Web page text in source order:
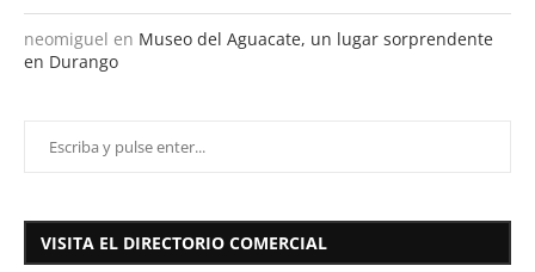
neomiguel en Museo del Aguacate, un lugar sorprendente
en Durango
VISITA EL DIRECTORIO COMERCIAL